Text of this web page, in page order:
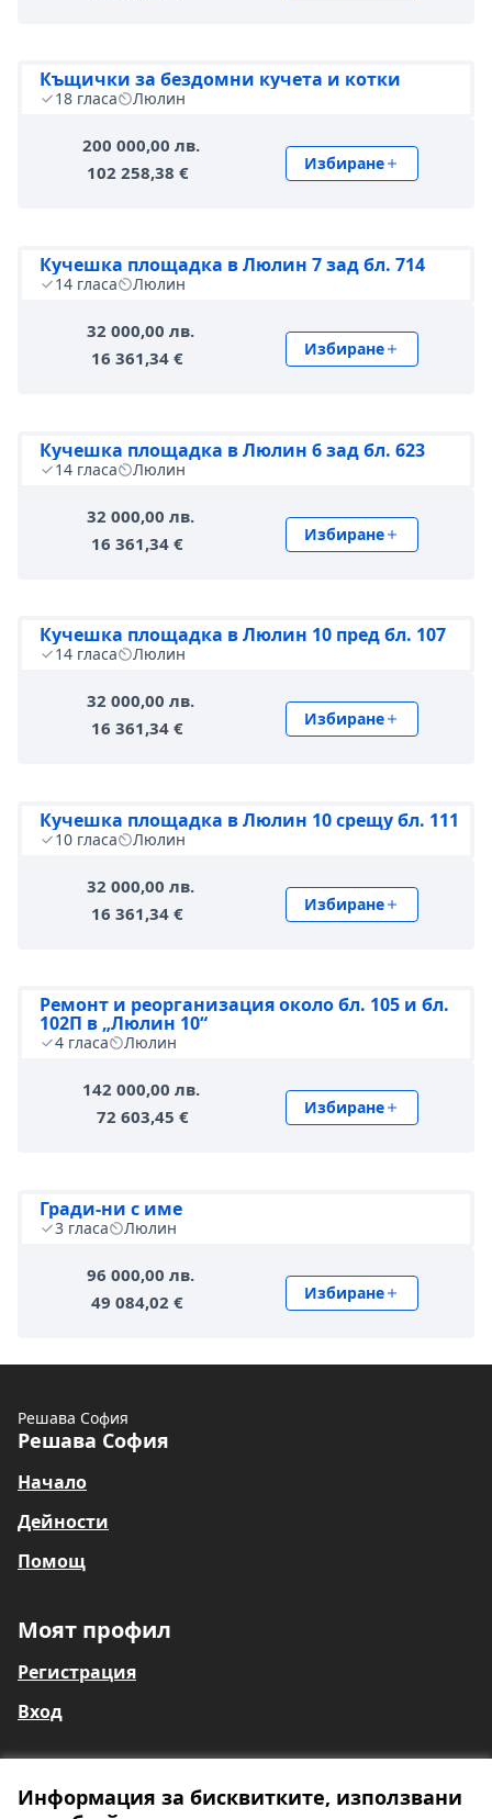
Информация за бисквитките, използвани
Къщички за бездомни кучета и котки
18 гласа Люлин
200 000,00 лв.
102 258,38 €
Избиране
Кучешка площадка в Люлин 7 зад бл. 714
14 гласа Люлин
32 000,00 лв.
16 361,34 €
Избиране
Кучешка площадка в Люлин 6 зад бл. 623
14 гласа Люлин
32 000,00 лв.
16 361,34 €
Избиране
Кучешка площадка в Люлин 10 пред бл. 107
14 гласа Люлин
32 000,00 лв.
16 361,34 €
Избиране
Кучешка площадка в Люлин 10 срещу бл. 111
10 гласа Люлин
32 000,00 лв.
16 361,34 €
Избиране
Ремонт и реорганизация около бл. 105 и бл.
102П в „Люлин 10“
4 гласа Люлин
142 000,00 лв.
72 603,45 €
Избиране
Гради-ни с име
3 гласа Люлин
96 000,00 лв.
49 084,02 €
Избиране
Решава София
Решава София
Начало
Дейности
Помощ
Моят профил
Регистрация
Вход
Общи условия